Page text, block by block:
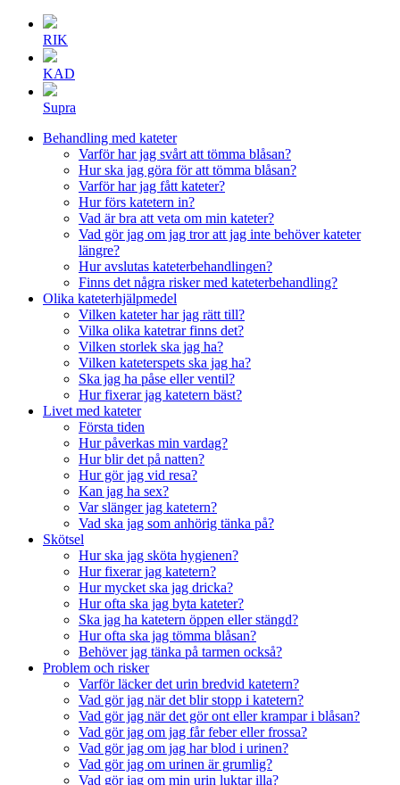
RIK
KAD
Supra
Behandling med kateter
Varför har jag svårt att tömma blåsan?
Hur ska jag göra för att tömma blåsan?
Varför har jag fått kateter?
Hur förs katetern in?
Vad är bra att veta om min kateter?
Vad gör jag om jag tror att jag inte behöver kateter
längre?
Hur avslutas kateterbehandlingen?
Finns det några risker med kateterbehandling?
Olika kateterhjälpmedel
Vilken kateter har jag rätt till?
Vilka olika katetrar finns det?
Vilken storlek ska jag ha?
Vilken kateterspets ska jag ha?
Ska jag ha påse eller ventil?
Hur fixerar jag katetern bäst?
Livet med kateter
Första tiden
Hur påverkas min vardag?
Hur blir det på natten?
Hur gör jag vid resa?
Kan jag ha sex?
Var slänger jag katetern?
Vad ska jag som anhörig tänka på?
Skötsel
Hur ska jag sköta hygienen?
Hur fixerar jag katetern?
Hur mycket ska jag dricka?
Hur ofta ska jag byta kateter?
Ska jag ha katetern öppen eller stängd?
Hur ofta ska jag tömma blåsan?
Behöver jag tänka på tarmen också?
Problem och risker
Varför läcker det urin bredvid katetern?
Vad gör jag när det blir stopp i katetern?
Vad gör jag när det gör ont eller krampar i blåsan?
Vad gör jag om jag får feber eller frossa?
Vad gör jag om jag har blod i urinen?
Vad gör jag om urinen är grumlig?
Vad gör jag om min urin luktar illa?